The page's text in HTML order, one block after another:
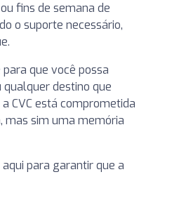
fins de semana de
o suporte necessário,
que você possa
destino que
CVC está comprometida
mas sim uma memória
para garantir que a